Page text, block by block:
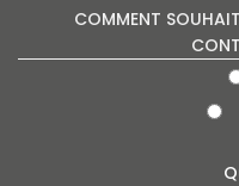
COMMENT